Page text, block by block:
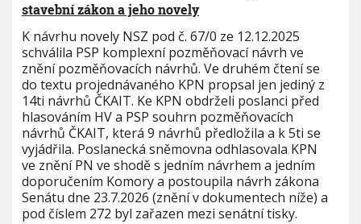
stavební zákon a jeho novely
K návrhu novely NSZ pod č. 67/0 ze 12.12.2025
schválila PSP komplexní pozměňovací návrh ve
znění pozměňovacích návrhů. Ve druhém čtení se
do textu projednávaného KPN propsal jen jediný z
14ti návrhů ČKAIT. Ke KPN obdrželi poslanci před
hlasováním HV a PSP souhrn pozměňovacích
návrhů ČKAIT, která 9 návrhů předložila a k 5ti se
vyjádřila. Poslanecká sněmovna odhlasovala KPN
ve znění PN ve shodě s jedním návrhem a jedním
doporučením Komory a postoupila návrh zákona
Senátu dne 23.7.2026 (znění v dokumentech níže) a
pod číslem 272 byl zařazen mezi senátní tisky.